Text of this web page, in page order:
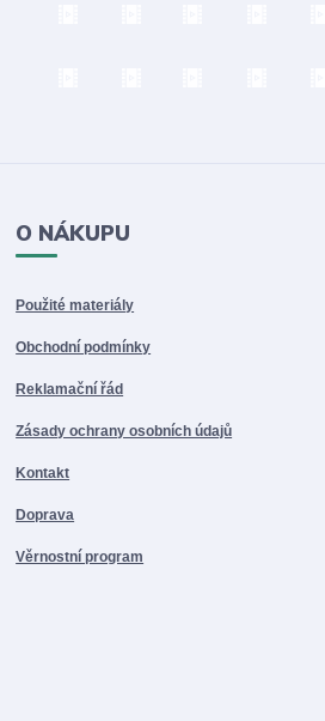
O NÁKUPU
Použité materiály
Obchodní podmínky
Reklamační řád
Zásady ochrany osobních údajů
Kontakt
Doprava
Věrnostní program